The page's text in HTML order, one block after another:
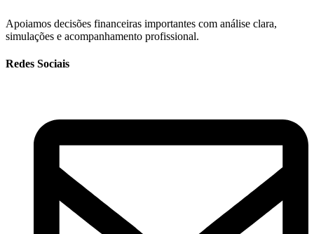
Apoiamos decisões financeiras importantes com análise clara,
simulações e acompanhamento profissional.
Redes Sociais